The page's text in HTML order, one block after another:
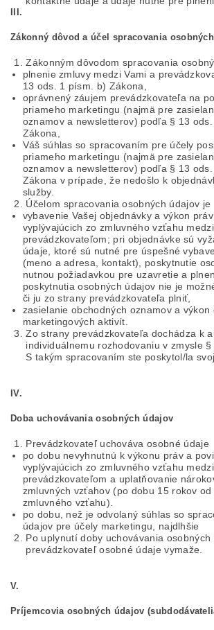
III.
Zákonný dôvod a účel spracovania
Zákonným dôvodom spracovania
plnenie zmluvy medzi Vami a
13 ods. 1 písm. b) Zákona,
oprávnený záujem prevádzkovateľa na
priameho marketingu (najmä pre
oznamov a newsletterov) podľa § 13
Zákona,
Váš súhlas so spracovaním pre účely
priameho marketingu (najmä pre
oznamov a newsletterov) podľa § 13
Zákona v prípade, že nedošlo k
služby.
Účelom spracovania osobných údajov je
vybavenie Vašej objednávky a výkon
vyplývajúcich zo zmluvného vzťahu
prevádzkovateľom; pri objednávke sú
údaje, ktoré sú nutné pre úspešné
(meno a adresa, kontakt), poskytnutie
nutnou požiadavkou pre uzavretie a
poskytnutia osobných údajov nie je
či ju zo strany prevádzkovateľa plniť,
zasielanie obchodných oznamov a výkon
marketingových aktivít.
Zo strany prevádzkovateľa dochádza k
individuálnemu rozhodovaniu v zmysle §
S takým spracovaním ste poskytol/la
IV.
Doba uchovávania osobných údajov
Prevádzkovateľ uchováva osobné údaje
po dobu nevyhnutnú k výkonu práv a
vyplývajúcich zo zmluvného vzťahu
prevádzkovateľom a uplatňovanie
zmluvných vzťahov (po dobu 15 rokov
zmluvného vzťahu).
po dobu, než je odvolaný súhlas so
údajov pre účely marketingu, najdlhšie
Po uplynutí doby uchovávania osobných
prevádzkovateľ osobné údaje vymaže.
V.
Príjemcovia osobných údajov